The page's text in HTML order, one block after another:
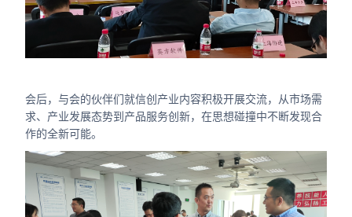
会后，与会的伙伴们就信创产业内容积极开展交流，从市场需
求、产业发展态势到产品服务创新，在思想碰撞中不断发现合
作的全新可能。